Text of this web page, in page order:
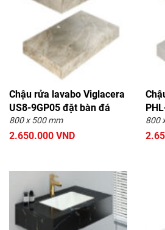
Chậu rửa lavabo Viglacera
US8-9GP05 đặt bàn đá
800 x 500 mm
2.650.000 VND
800